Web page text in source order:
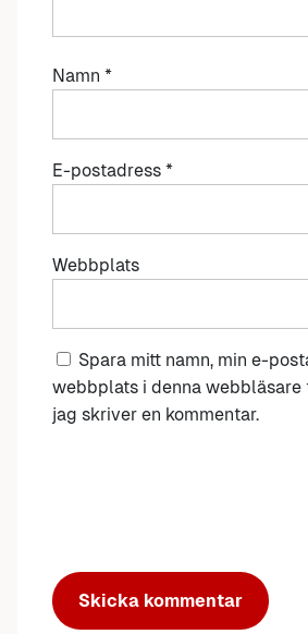
Namn *
E-postadress *
Webbplats
Spara mitt namn, min e-
webbplats i denna webbläsare
jag skriver en kommentar.